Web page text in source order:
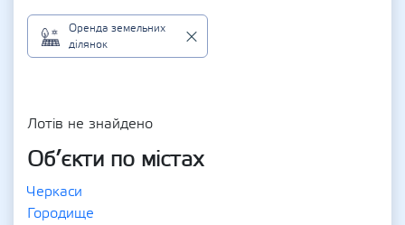
Оренда земельних
ділянок
Лотів не знайдено
Об’єкти по містах
Черкаси
Городище